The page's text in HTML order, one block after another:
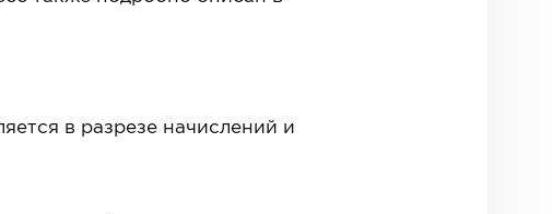
в разрезе начислений и